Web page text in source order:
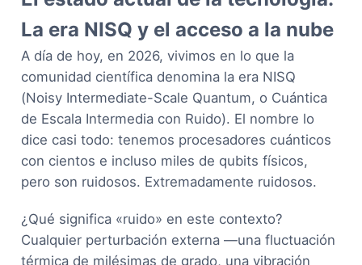
La era NISQ y el acceso a la nube
A día de hoy, en 2026, vivimos en lo que la
comunidad científica denomina la era NISQ
(Noisy Intermediate-Scale Quantum, o Cuántica
de Escala Intermedia con Ruido). El nombre lo
dice casi todo: tenemos procesadores cuánticos
con cientos e incluso miles de qubits físicos,
pero son ruidosos. Extremadamente ruidosos.
¿Qué significa «ruido» en este contexto?
Cualquier perturbación externa —una fluctuación
térmica de milésimas de grado, una vibración